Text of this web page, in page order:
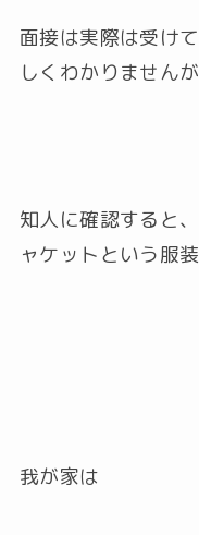
面接は実際は受け
しくわかりませんが
知人に確認すると
ャケットという服
我が家は